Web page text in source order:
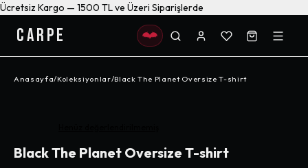
Ücretsiz Kargo — 1500 TL ve Üzeri Siparişlerde
CARPE
Anasayfa/Koleksiyonlar/Black The Planet Oversize T-shirt
Black The Planet Oversize T-shirt